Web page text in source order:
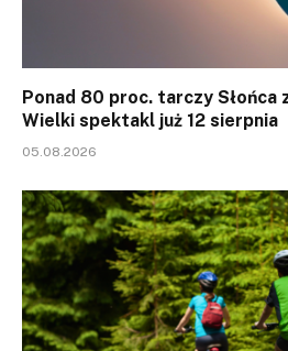
Ponad 80 proc. tarczy Słońca
Wielki spektakl już 12 sierpnia
05.08.2026